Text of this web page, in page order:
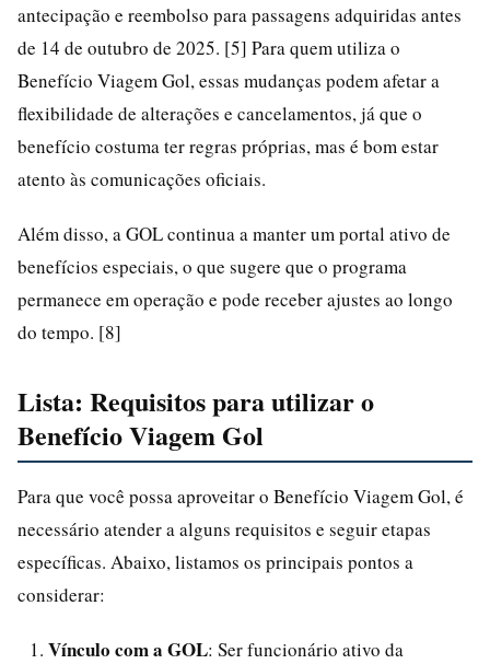
antecipação e reembolso para passagens adquiridas antes
de 14 de outubro de 2025. [5] Para quem utiliza o
Benefício Viagem Gol, essas mudanças podem afetar a
flexibilidade de alterações e cancelamentos, já que o
benefício costuma ter regras próprias, mas é bom estar
atento às comunicações oficiais.
Além disso, a GOL continua a manter um portal ativo de
benefícios especiais, o que sugere que o programa
permanece em operação e pode receber ajustes ao longo
do tempo. [8]
Lista: Requisitos para utilizar o
Benefício Viagem Gol
Para que você possa aproveitar o Benefício Viagem Gol, é
necessário atender a alguns requisitos e seguir etapas
específicas. Abaixo, listamos os principais pontos a
considerar:
Vínculo com a GOL: Ser funcionário ativo da